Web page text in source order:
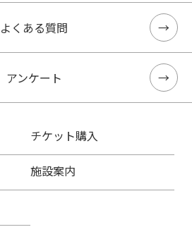
よくある質問
アンケート
チケット購入
施設案内